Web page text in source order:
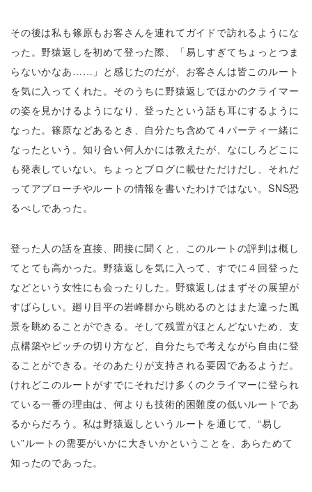
その後は私も篠原もお客さんを連れてガイドで訪れるようにな
った。野猿返しを初めて登った際、「易しすぎてちょっとつま
らないかなあ……」と感じたのだが、お客さんは皆このルート
を気に入ってくれた。そのうちに野猿返しでほかのクライマー
の姿を見かけるようになり、登ったという話も耳にするように
なった。篠原などあるとき、自分たち含めて４パーティ一緒に
なったという。知り合い何人かには教えたが、なにしろどこに
も発表していない。ちょっとブログに載せただけだし、それだ
ってアプローチやルートの情報を書いたわけではない。SNS恐
るべしであった。
登った人の話を直接、間接に聞くと、このルートの評判は概し
てとても高かった。野猿返しを気に入って、すでに４回登った
などという女性にも会ったりした。野猿返しはまずその展望が
すばらしい。廻り目平の岩峰群から眺めるのとはまた違った風
景を眺めることができる。そして残置がほとんどないため、支
点構築やピッチの切り方など、自分たちで考えながら自由に登
ることができる。そのあたりが支持される要因であるようだ。
けれどこのルートがすでにそれだけ多くのクライマーに登られ
ている一番の理由は、何よりも技術的困難度の低いルートであ
るからだろう。私は野猿返しというルートを通じて、“易し
い”ルートの需要がいかに大きいかということを、あらためて
知ったのであった。